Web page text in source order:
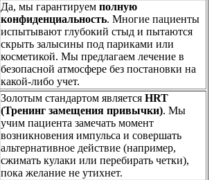
Да, мы гарантируем полную
конфиденциальность. Многие пациенты
испытывают глубокий стыд и пытаются
скрыть залысины под париками или
косметикой. Мы предлагаем лечение в
безопасной атмосфере без постановки на
какой-либо учет.
Золотым стандартом является HRT
(Тренинг замещения привычки). Мы
учим пациента замечать момент
возникновения импульса и совершать
альтернативное действие (например,
сжимать кулаки или перебирать четки),
пока желание не утихнет.